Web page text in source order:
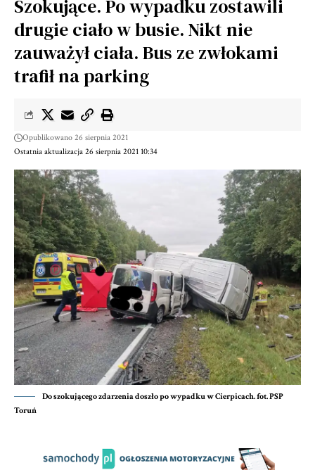
Szokujące. Po wypadku zostawili
drugie ciało w busie. Nikt nie
zauważył ciała. Bus ze zwłokami
trafił na parking
Ostatnia aktualizacja 26 sierpnia 2021 10:34
Opublikowano 26 sierpnia 2021
Do szokującego zdarzenia doszło po wypadku w Cierpicach. fot. PSP
Toruń